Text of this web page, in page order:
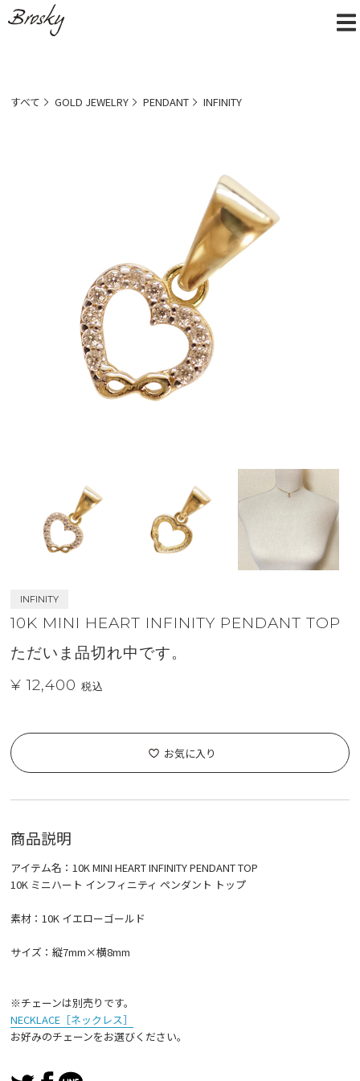
すべて GOLD JEWELRY PENDANT INFINITY
INFINITY
10K MINI HEART INFINITY PENDANT TOP
ただいま品切れ中です。
¥ 12,400税込
お気に入り
商品説明
アイテム名：10K MINI HEART INFINITY PENDANT TOP
10K ミニハート インフィニティ ペンダント トップ
素材：10K イエローゴールド
サイズ：縦7mm×横8mm
※チェーンは別売りです。
NECKLACE［ネックレス］
お好みのチェーンをお選びください。